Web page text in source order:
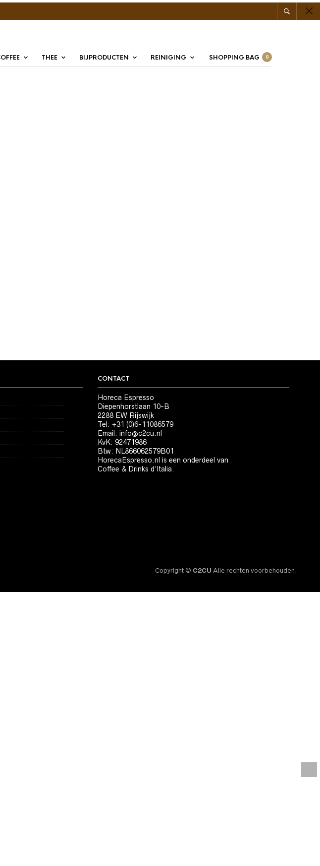
THEE BIJPRODUCTEN REINIGING SHOPPING BAG 0
CONTACT
Horeca Espresso
Diepenhorstlaan 10-B
2288 EW Rijswijk
Tel: +31 (0)6-11086579
Email:info@c2cu.nl
KvK: 92471986
Btw: NL866062579B01
HorecaEspresso.nl is een onderdeel van
Coffee & Drinks d’Italia.
Copyright © C2CU Alle rechten voorbehouden.